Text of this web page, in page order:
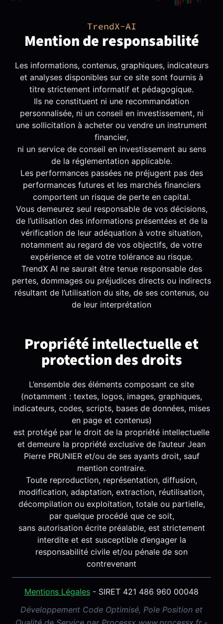
TrendX-AI
Mention de responsabilité
Les informations, contenus, graphiques, indicateurs
et analyses disponibles sur ce site sont fournis à
titre strictement informatif et pédagogique.
Ils ne constituent ni une recommandation
personnalisée, ni un conseil en investissement, ni
une sollicitation à acheter ou vendre un instrument
financier,
ni un service de conseil en investissement au sens
de la réglementation applicable.
Les performances passées ne préjugent pas des
performances futures et les marchés financiers
comportent un risque de perte en capital.
Vous demeurez seul responsable de vos décisions,
de l’utilisation des informations présentées et de la
vérification de leur adéquation à votre situation,
notamment au regard de vos objectifs, de votre
expérience et de votre tolérance au risque.
TrendX AI ne saurait être tenue responsable des
pertes, dommages ou préjudices directs ou indirects
résultant de l’utilisation du site, de ses contenus, ou
de leur interprétation
Propriété intellectuelle et
protection des droits
L’ensemble des éléments composant ce site
(notamment : textes, logos, images, graphiques,
indicateurs, codes, scripts, bases de données, mises
en page et contenus)
est protégé par le droit de la propriété intellectuelle
et demeure la propriété exclusive de l’auteur Jean
Pierre PRUNIER et/ou de ses ayants droit, sauf
mention contraire.
Toute reproduction, représentation, diffusion,
modification, adaptation, extraction, réutilisation,
décompilation ou exploitation, totale ou partielle,
par quelque procédé que ce soit,
sans autorisation écrite préalable, est strictement
interdite et est susceptible d’engager la
responsabilité civile et/ou pénale de son
contrevenant
Mentions Légales - SIRET 421 486 960 00048
Développement Code Optimisé, Pole Position et